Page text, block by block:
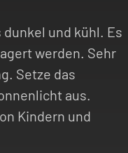
und kühl. Es
werden. Sehr
Setze das
aus.
Kindern und